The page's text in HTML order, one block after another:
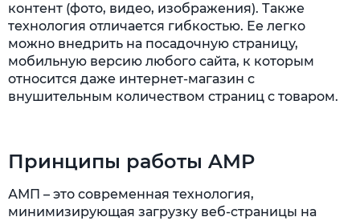
контент (фото, видео, изображения). Также
технология отличается гибкостью. Ее легко
можно внедрить на посадочную страницу,
мобильную версию любого сайта, к которым
относится даже интернет-магазин с
внушительным количеством страниц с товаром.
Принципы работы AMP
АМП – это современная технология,
минимизирующая загрузку веб-страницы на